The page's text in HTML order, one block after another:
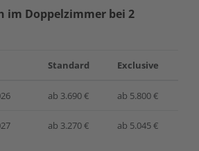
im Doppelzimmer bei 2
Standard Exclusive
ab 3.690 € ab 5.800 €
ab 3.270 € ab 5.045 €